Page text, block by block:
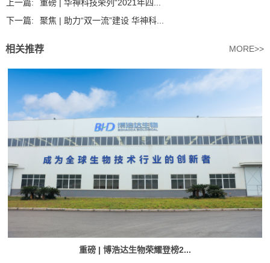
上一篇:
重磅 | 华神科技荣列“2021年四...
下一篇:
聚焦 | 助力“双一流”建设 华神科...
相关推荐 MORE>>
重磅 | 博浩达生物荣耀登榜2...